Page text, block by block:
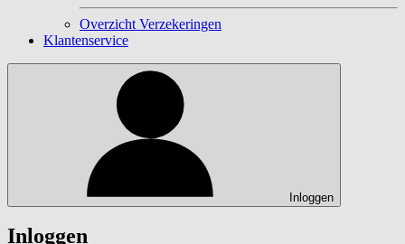
Overzicht Verzekeringen
Klantenservice
Inloggen
Inloggen